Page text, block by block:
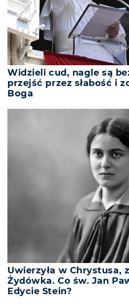
Widzieli cud, nagle są
przejść przez słabość i
Boga
Uwierzyła w Chrystusa,
Żydówka. Co św. Jan
Edycie Stein?